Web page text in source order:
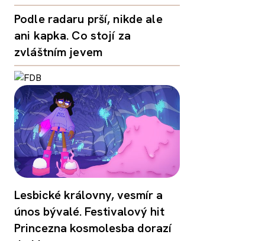
Podle radaru prší, nikde ale
ani kapka. Co stojí za
zvláštním jevem
Lesbické královny, vesmír a
únos bývalé. Festivalový hit
Princezna kosmolesba dorazí